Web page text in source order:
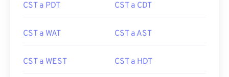
CST a PDT CST a CDT
CST a WAT CST a AST
CST a WEST CST a HDT